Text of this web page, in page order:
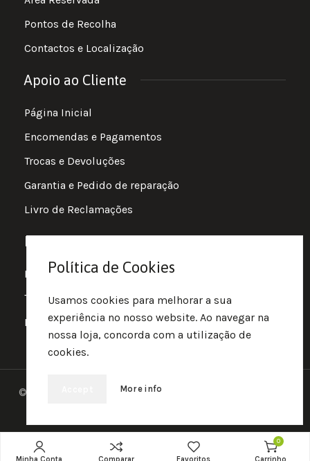
Pontos de Recolha
Contactos e Localização
Apoio ao Cliente
Página Inicial
Encomendas e Pagamentos
Trocas e Devoluções
Garantia e Pedido de reparação
Livro de Reclamações
Informações
Política de Privacidade
Termos e Condições
Política de Cookies
© 2025 • Fluir • Theme designed Quotidian Effects and
0
Política de Cookies
Usamos cookies para melhorar a sua
experiência no nosso website. Ao navegar na
nossa loja, concorda com a utilização de
cookies.
More info